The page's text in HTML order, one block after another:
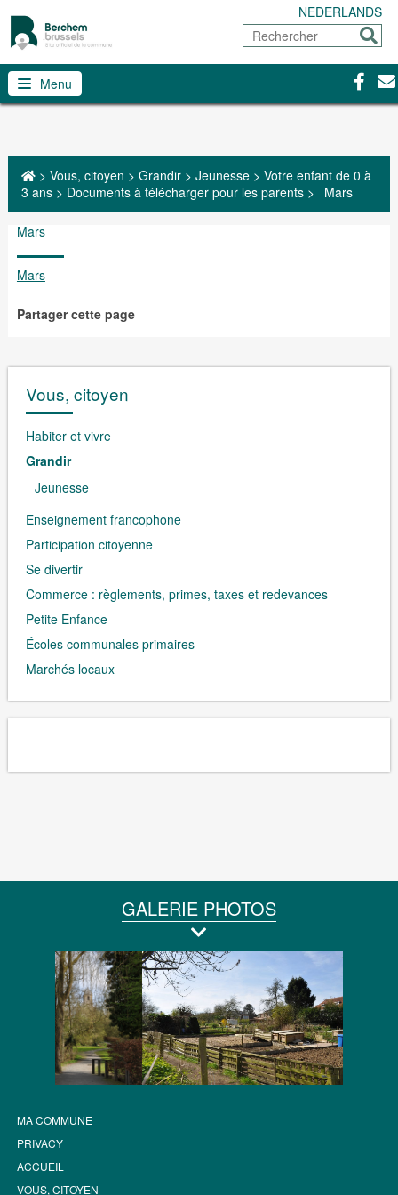
NEDERLANDS
Rechercher
Menu
> Vous, citoyen > Grandir> Jeunesse> Votre enfant de 0 à
3 ans> Documents à télécharger pour les parents> Mars
Mars
Mars
Partager cette page
Vous, citoyen
Habiter et vivre
Grandir
Jeunesse
Enseignement francophone
Participation citoyenne
Se divertir
Commerce : règlements, primes, taxes et redevances
Petite Enfance
Écoles communales primaires
Marchés locaux
GALERIE PHOTOS
MA COMMUNE
PRIVACY
ACCUEIL
VOUS, CITOYEN